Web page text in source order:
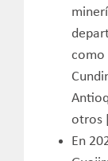
como
otros
En